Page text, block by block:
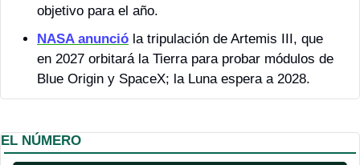
objetivo para el año.
NASA anunció la tripulación de Artemis III, que
en 2027 orbitará la Tierra para probar módulos de
Blue Origin y SpaceX; la Luna espera a 2028.
EL NÚMERO